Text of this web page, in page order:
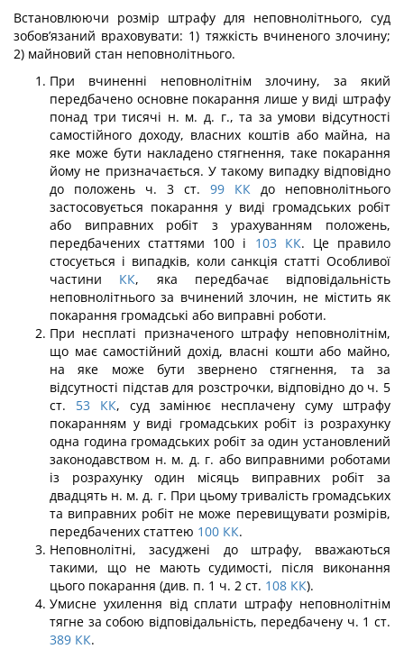
Встановлюючи розмір штрафу для неповнолітнього, суд
зобов’язаний враховува­ти: 1) тяжкість вчиненого злочину;
2) майновий стан неповнолітнього.
При вчиненні неповнолітнім злочину, за який
передбачено основне покарання лише у виді штрафу
понад три тисячі н. м. д. г., та за умови відсутності
самостійного доходу, власних коштів або майна, на
яке може бути накладено стягнення, таке по­карання
йому не призначається. У такому випадку відповідно
до положень ч. 3 ст. 99 КК до неповнолітнього
застосовується покарання у виді громадських робіт
або ви­правних робіт з урахуванням положень,
передбачених статтями 100 і 103 КК. Це правило
стосується і випадків, коли санкція статті Особливої
частини КК, яка перед­бачає відповідальність
неповнолітнього за вчинений злочин, не містить як
покарання громадські або виправні роботи.
При несплаті призначеного штрафу неповнолітнім,
що має самостійний дохід, власні кошти або майно,
на яке може бути звернено стягнення, та за
відсутності підстав для розстрочки, відповідно до ч. 5
ст. 53 КК, суд замінює несплачену суму штрафу
покаранням у виді громадських робіт із розрахунку
одна година громадських робіт за один установлений
законодавством н. м. д. г. або виправними роботами
із розрахунку один місяць виправних робіт за
двадцять н. м. д. г. При цьому тривалість громадських
та виправних робіт не може перевищувати розмірів,
передбачених статтею 100 КК.
Неповнолітні, засуджені до штрафу, вважаються
такими, що не мають судимос­ті, після виконання
цього покарання (див. п. 1 ч. 2 ст. 108 КК).
Умисне ухилення від сплати штрафу неповнолітнім
тягне за собою відповідаль­ність, передбачену ч. 1 ст.
389 КК.